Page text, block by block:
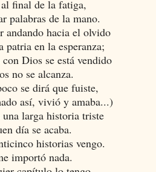
final de la fatiga,
palabras de la mano.
andando hacia el olvido
patria en la esperanza;
Dios se está vendido
no se alcanza.
se dirá que fuiste,
así, vivió y amaba...)
una larga historia triste
día se acaba.
historias vengo.
importó nada.